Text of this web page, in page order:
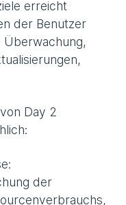
erreicht
der Benutzer
Day 2
der